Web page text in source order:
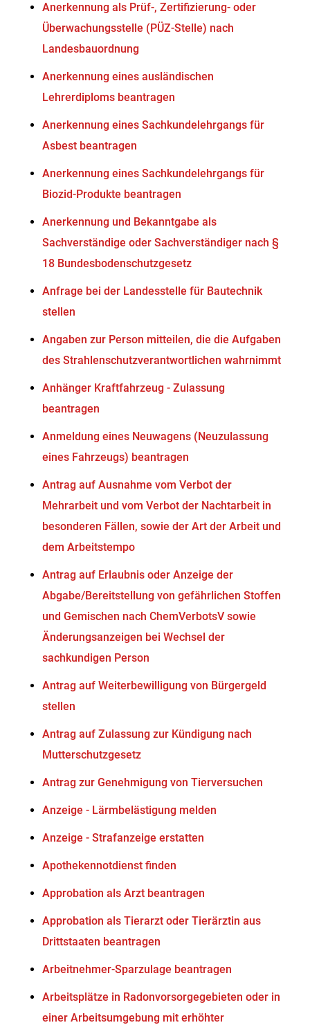
Anerkennung als Prüf-, Zertifizierung- oder
Überwachungsstelle (PÜZ-Stelle) nach
Landesbauordnung
Anerkennung eines ausländischen
Lehrerdiploms beantragen
Anerkennung eines Sachkundelehrgangs für
Asbest beantragen
Anerkennung eines Sachkundelehrgangs für
Biozid-Produkte beantragen
Anerkennung und Bekanntgabe als
Sachverständige oder Sachverständiger nach §
18 Bundesbodenschutzgesetz
Anfrage bei der Landesstelle für Bautechnik
stellen
Angaben zur Person mitteilen, die die Aufgaben
des Strahlenschutzverantwortlichen wahrnimmt
Anhänger Kraftfahrzeug - Zulassung
beantragen
Anmeldung eines Neuwagens (Neuzulassung
eines Fahrzeugs) beantragen
Antrag auf Ausnahme vom Verbot der
Mehrarbeit und vom Verbot der Nachtarbeit in
besonderen Fällen, sowie der Art der Arbeit und
dem Arbeitstempo
Antrag auf Erlaubnis oder Anzeige der
Abgabe/Bereitstellung von gefährlichen Stoffen
und Gemischen nach ChemVerbotsV sowie
Änderungsanzeigen bei Wechsel der
sachkundigen Person
Antrag auf Weiterbewilligung von Bürgergeld
stellen
Antrag auf Zulassung zur Kündigung nach
Mutterschutzgesetz
Antrag zur Genehmigung von Tierversuchen
Anzeige - Lärmbelästigung melden
Anzeige - Strafanzeige erstatten
Apothekennotdienst finden
Approbation als Arzt beantragen
Approbation als Tierarzt oder Tierärztin aus
Drittstaaten beantragen
Arbeitnehmer-Sparzulage beantragen
Arbeitsplätze in Radonvorsorgegebieten oder in
einer Arbeitsumgebung mit erhöhter